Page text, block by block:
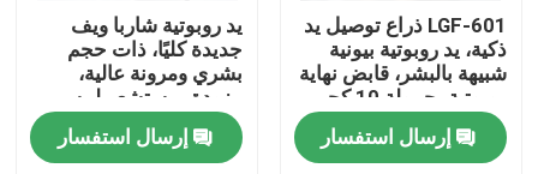
رقابة جودة
اتصل بنا
LGF-601 ذراع توصيل يد
ذكية، يد روبوتية بيونية
شبيهة بالبشر، قابض نهاية
روبوتية بحمولة 10 كجم
وناقل CAN
إرسال استفسار
يد روبوتية شاربا ويف
جديدة كليًا، ذات حجم
بشري ومرونة عالية،
مزودة بمستشعر لمسي
عالي الدقة للتكامل مع
الروبوتاتإرسال استفسار